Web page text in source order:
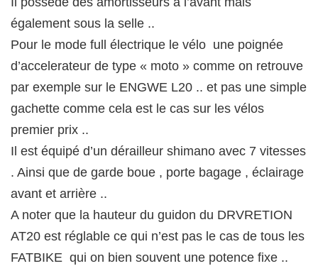
également sous la selle ..
Pour le mode full électrique le vélo une poignée
d’accelerateur de type « moto » comme on retrouve
par exemple sur le ENGWE L20 .. et pas une simple
gachette comme cela est le cas sur les vélos
premier prix ..
Il est équipé d’un dérailleur shimano avec 7 vitesses
. Ainsi que de garde boue , porte bagage , éclairage
avant et arrière ..
A noter que la hauteur du guidon du DRVRETION
AT20 est réglable ce qui n’est pas le cas de tous les
FATBIKE qui on bien souvent une potence fixe ..